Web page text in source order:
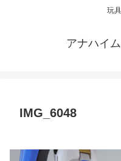
玩
アナハイ
IMG_6048